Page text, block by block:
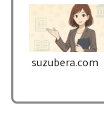
suzubera.com